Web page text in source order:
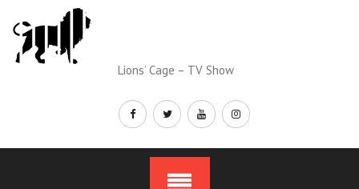
content
Lions’ Cage – TV Show